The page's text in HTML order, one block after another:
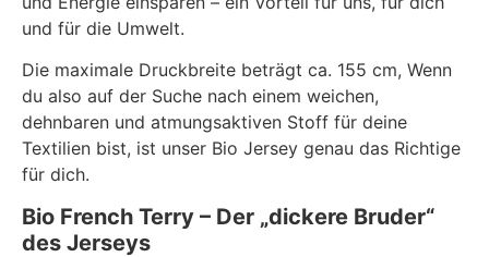
und für die Umwelt.
Die maximale Druckbreite beträgt ca. 155 cm, Wenn
du also auf der Suche nach einem weichen,
dehnbaren und atmungsaktiven Stoff für deine
Textilien bist, ist unser Bio Jersey genau das Richtige
für dich.
Bio French Terry – Der „dickere Bruder“
des Jerseys